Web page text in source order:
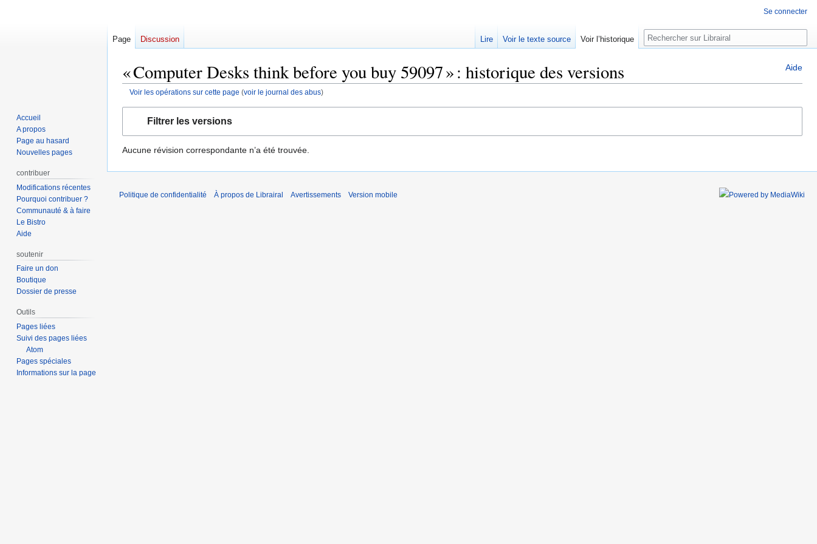
Aide
« Computer Desks think before you buy 59097 » : historique des versions
Voir les opérations sur cette page (voir le journal des abus)
navigation
recherche
Filtrer les versions
Aucune révision correspondante n’a été trouvée.
Se connecter
Page Discussion Lire Voir le texte source Voir l’historique Rechercher
Accueil
A propos
Page au hasard
Nouvelles pages
contribuer
Modifications récentes
Pourquoi contribuer ?
Communauté & à faire
Le Bistro
Aide
soutenir
Faire un don
Boutique
Dossier de presse
Outils
Pages liées
Suivi des pages liées
Atom
Pages spéciales
Informations sur la page
Politique de confidentialité À propos de Librairal Avertissements Version mobile